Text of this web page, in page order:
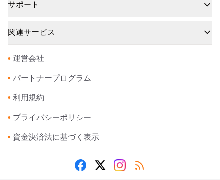
サポート
関連サービス
• 運営会社
• パートナープログラム
• 利用規約
• プライバシーポリシー
• 資金決済法に基づく表示